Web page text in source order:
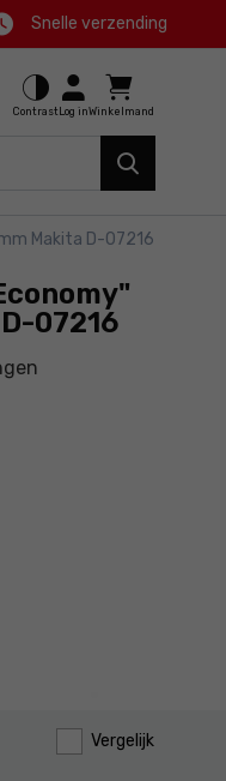
Snelle verzending
Contrast Log inWinkelmand
Makita D-07216
07216
Vergelijk